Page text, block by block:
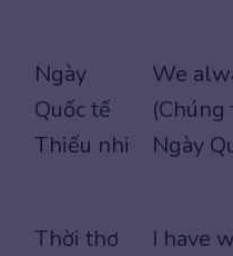
Ngày
Quốc tế
Thiếu nhi
We
Ngày
Thời thơ
I have